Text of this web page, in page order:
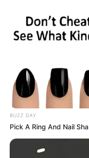
BUZZ DAY
Pick A Ring And Nail